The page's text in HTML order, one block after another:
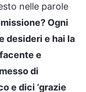
nelle parole
Ogni
desideri e hai la
e
di
e dici ‘grazie